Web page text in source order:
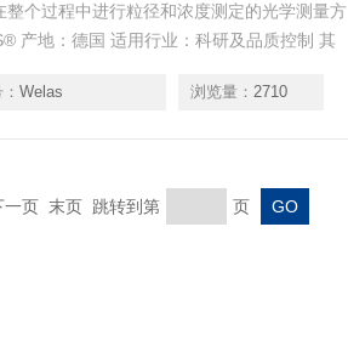
个过程中进行粒径和浓度测定的光学测量方
产地：德国 适用行业：科研及品质控制 其
护成本低
Welas 浏览量： 2710
页 末页 跳转到第 页